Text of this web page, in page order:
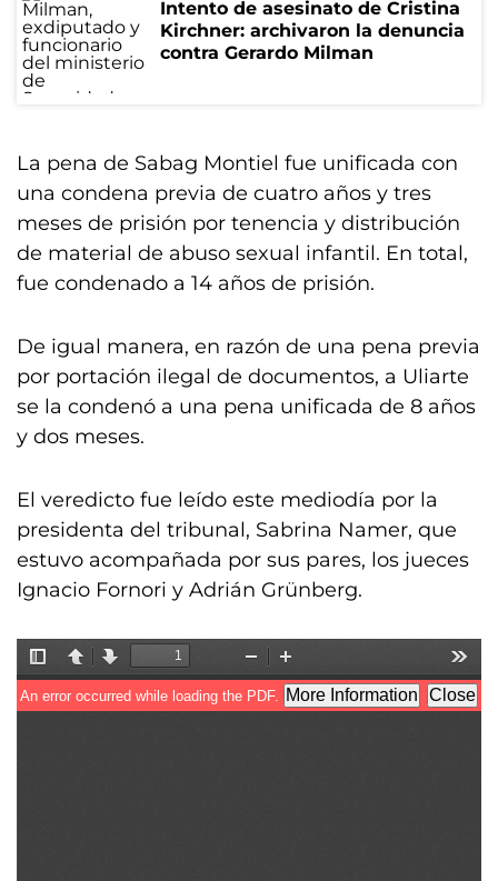
Intento de asesinato de Cristina
Kirchner: archivaron la denuncia
contra Gerardo Milman
La pena de Sabag Montiel fue unificada con
una condena previa de cuatro años y tres
meses de prisión por tenencia y distribución
de material de abuso sexual infantil. En total,
fue condenado a 14 años de prisión.
De igual manera, en razón de una pena previa
por portación ilegal de documentos, a Uliarte
se la condenó a una pena unificada de 8 años
y dos meses.
El veredicto fue leído este mediodía por la
presidenta del tribunal, Sabrina Namer, que
estuvo acompañada por sus pares, los jueces
Ignacio Fornori y Adrián Grünberg.